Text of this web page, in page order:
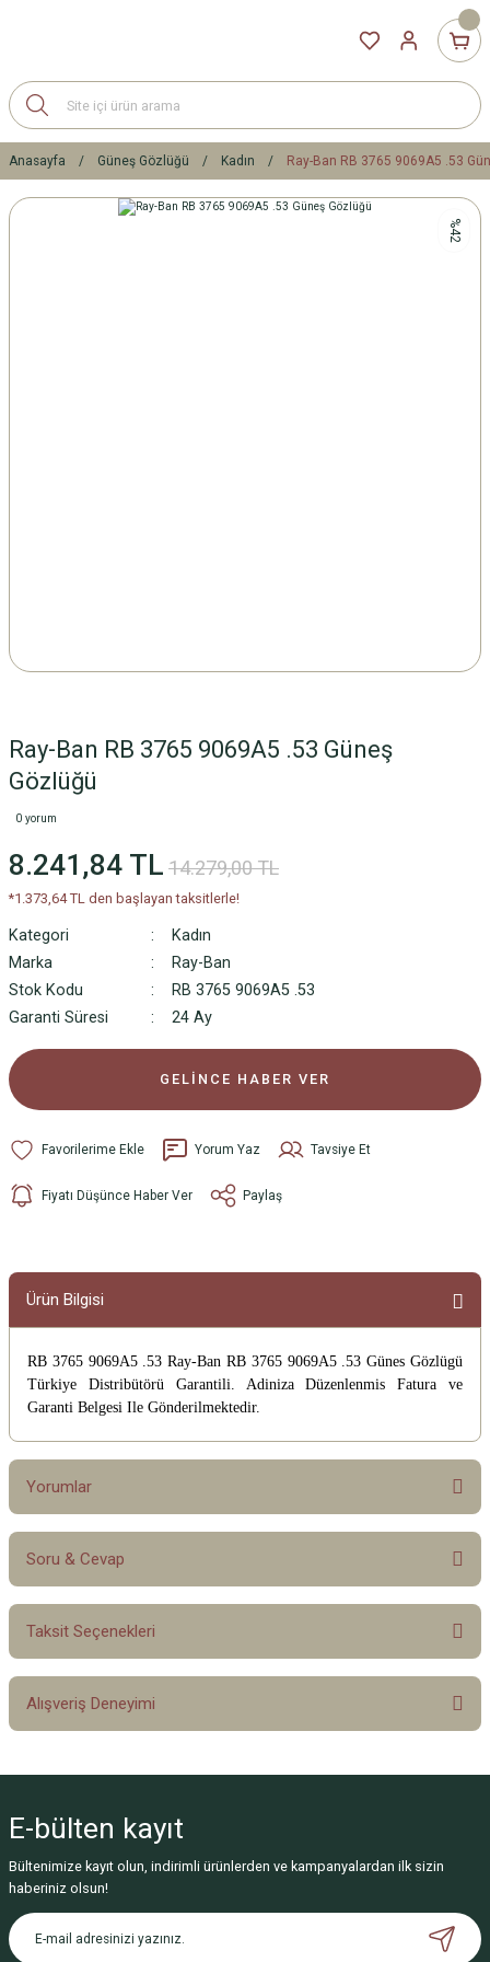
Anasayfa Güneş Gözlüğü Kadın Ray-Ban RB 3765 9069A5 .53
%42
Ray-Ban RB 3765 9069A5 .53 Güneş
Gözlüğü
0 yorum
8.241,84 TL 14.279,00 TL
*1.373,64 TL den başlayan taksitlerle!
Kategori
Kadın
Marka
Ray-Ban
Stok Kodu
RB 3765 9069A5 .53
Garanti Süresi
24 Ay
GELİNCE HABER VER
Yorum Yaz Tavsiye Et
Fiyatı Düşünce Haber Ver Paylaş
Ürün Bilgisi
RB 3765 9069A5 .53 Ray-Ban RB 3765 9069A5 .53 Günes Gözlügü
Türkiye Distribütörü Garantili. Adiniza Düzenlenmis Fatura ve
Garanti Belgesi Ile Gönderilmektedir.
Yorumlar
Bu ürüne ilk yorumu siz yapın!
Soru & Cevap
Ürün hakkında henüz soru sorulmamış.
Taksit Seçenekleri
Alışveriş Deneyimi
Deneyimini Paylaş
E-bülten kayıt
Bültenimize kayıt olun, indirimli ürünlerden ve kampanyalardan ilk sizin
haberiniz olsun!